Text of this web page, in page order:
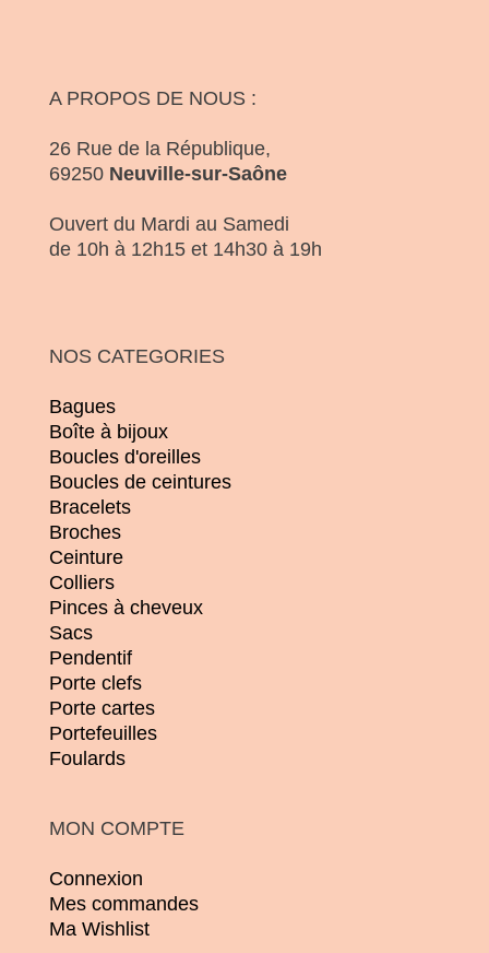
A PROPOS DE NOUS :
26 Rue de la République,
69250 Neuville-sur-Saône
Ouvert du Mardi au Samedi
de 10h à 12h15 et 14h30 à 19h
NOS CATEGORIES
Bagues
Boîte à bijoux
Boucles d'oreilles
Boucles de ceintures
Bracelets
Broches
Ceinture
Colliers
Pinces à cheveux
Sacs
Pendentif
Porte clefs
Porte cartes
Portefeuilles
Foulards
MON COMPTE
Connexion
Mes commandes
Ma Wishlist